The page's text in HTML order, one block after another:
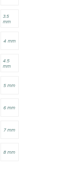
3.5
mm
4 mm
4.5
mm
5 mm
6 mm
7 mm
8 mm